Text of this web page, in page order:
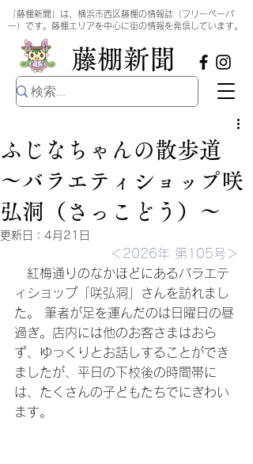
​藤棚新聞
「藤棚新聞」は、横浜市西区藤棚の情報誌（フリーペーパ
ー）です。藤棚エリアを中心に街の情報を発信しています。
ふじなちゃんの散歩道
～バラエティショップ咲
弘洞（さっこどう）～
更新日： 4月21日
＜2026年 第105号＞
紅梅通りのなかほどにあるバラエテ
ィショップ「咲弘洞」さんを訪れまし
た。 筆者が足を運んだのは日曜日の昼
過ぎ。店内には他のお客さまはおら
ず、ゆっくりとお話しすることができ
ましたが、平日の下校後の時間帯に
は、たくさんの子どもたちでにぎわい
ます。